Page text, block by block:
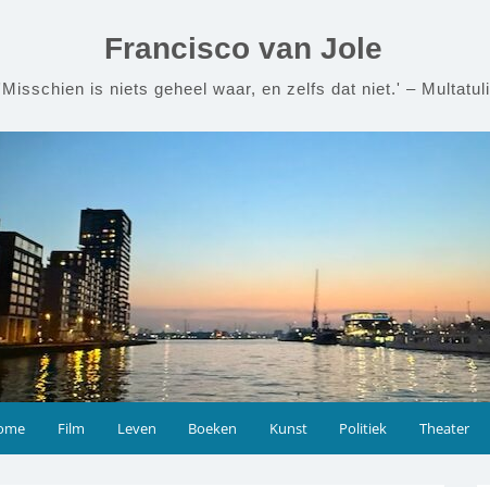
Francisco van Jole
is niets geheel waar, en zelfs dat niet.' – Multatuli
Film Leven Boeken Kunst Politiek Theater